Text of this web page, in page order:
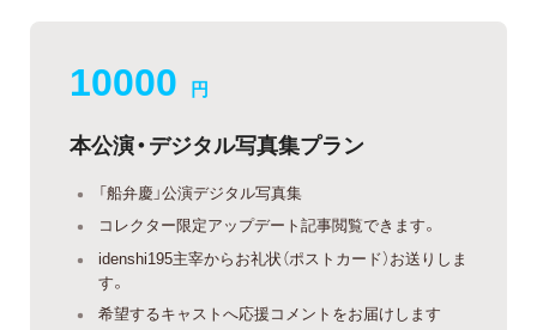
10000 円
本公演・デジタル写真集プラン
「船弁慶」公演デジタル写真集
コレクター限定アップデート記事閲覧できます。
idenshi195主宰からお礼状（ポストカード）お送りしま
す。
希望するキャストへ応援コメントをお届けします